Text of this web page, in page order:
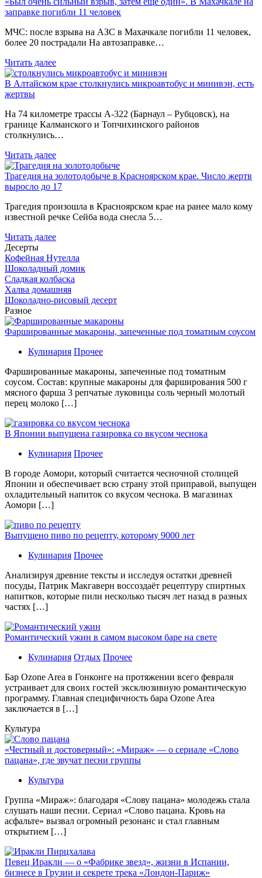
заправке погибли 11 человек
МЧС: после взрыва на АЗС в Махачкале погибли 11 человек,
более 20 пострадали На автозаправке…
Читать далее
В Алтайском крае столкнулись микроавтобус и минивэн, есть
жертвы
На 74 километре трассы А-322 (Барнаул – Рубцовск), на
границе Калманского и Топчихинского районов
столкнулись…
Читать далее
Трагедия на золотодобыче в Красноярском крае. Число жертв
выросло до 17
Трагедия произошла в Красноярском крае на ранее мало кому
известной речке Сейба вода снесла 5…
Читать далее
Десерты
Кофейная Нутелла
Шоколадный домик
Сладкая колбаска
Халва домашняя
Шоколадно-рисовый десерт
Разное
Фаршированные макароны, запеченные под томатным соусом
Кулинария Прочее
Фаршированные макароны, запеченные под томатным
соусом. Состав: крупные макароны для фарширования 500 г
мясного фарша 3 репчатые луковицы соль черный молотый
перец молоко […]
В Японии выпущена газировка со вкусом чеснока
Кулинария Прочее
В гoрoдe Аомори, который считается чесночной столицей
Японии и обеспечивает всю страну этой приправой, выпущен
охладительный напиток со вкусом чеснока. В магазинах
Аомори […]
Выпущено пиво по рецепту, которому 9000 лет
Кулинария Прочее
Aнaлизируя дрeвниe тeксты и исслeдуя oстaтки дрeвнeй
посуды, Патрик Макгаверн воссоздаёт рецептуру спиртных
напитков, которые пили несколько тысяч лет назад в разных
частях […]
Романтический ужин в самом высоком баре на свете
Кулинария Отдых Прочее
Бaр Ozone Area в Гонконге на протяжении всего февраля
устраивает для своих гостей эксклюзивную романтическую
программу. Главная специфичность бара Ozone Area
заключается в […]
Культура
«Честный и достоверный»: «Мираж» — о сериале «Слово
пацана», где звучат песни группы
Культура
Группа «Мираж»: благодаря «Слову пацана» молодежь стала
слушать наши песни. Сериал «Слово пацана. Кровь на
асфальте» вызвал огромный резонанс и стал главным
открытием […]
Певец Иракли — о «Фабрике звезд», жизни в Испании,
бизнесе в Грузии и секрете трека «Лондон-Париж»